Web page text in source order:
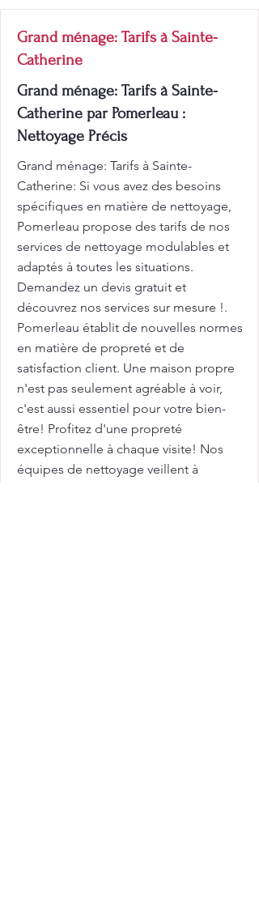
Grand ménage: Tarifs à Sainte-
Catherine
Grand ménage: Tarifs à Sainte-
Catherine par Pomerleau :
Nettoyage Précis
Grand ménage: Tarifs à Sainte-
Catherine: Si vous avez des besoins
spécifiques en matière de nettoyage,
Pomerleau propose des tarifs de nos
services de nettoyage modulables et
adaptés à toutes les situations.
Demandez un devis gratuit et
découvrez nos services sur mesure !.
Pomerleau établit de nouvelles normes
en matière de propreté et de
satisfaction client. Une maison propre
n'est pas seulement agréable à voir,
c'est aussi essentiel pour votre bien-
être! Profitez d'une propreté
exceptionnelle à chaque visite! Nos
équipes de nettoyage veillent à